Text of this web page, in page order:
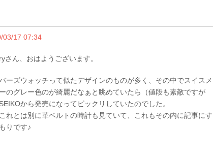
03/17 07:34
さん、おはようございます。
ーズウォッチって似たデザインのものが多く、その中でスイスメ
のグレー色のが綺麗だなぁと眺めていたら（値段も素敵ですが
から発売になってビックリしていたのでした。
れとは別に革ベルトの時計も見ていて、これもその内に記事にす
りです♪